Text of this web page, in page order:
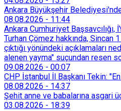
Ankara Büyükşehir
08.08.2026 - 11:44
Ankara Cumhuriyet
Turhan Çömez hakkında, Sincan
çıktığı yönündeki açıklamaları
alenen yayma" suçundan resen
duyurdu.
09.08.2026 - 00:07
CHP İstanbul İl Başkanı Tekin:
08.08.2026 - 14:37
Şehit anne ve babalarına asgari
03.08.2026 - 18:39